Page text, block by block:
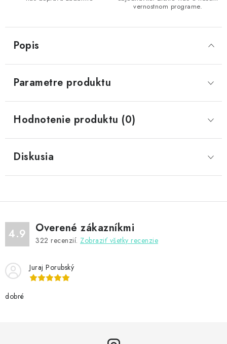
vernostnom programe.
Popis
Parametre produktu
Hodnotenie produktu (0)
Diskusia
4.9 Overené zákazníkmi
322 recenzií. Zobraziť všetky recenzie
Juraj Porubský
dobré